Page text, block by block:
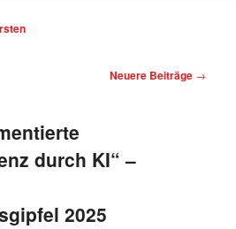
Neuere Beiträge →
durch KI“ –
2025